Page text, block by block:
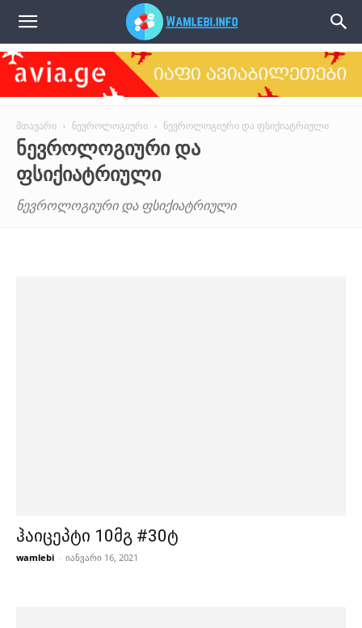
წამლები
მთავარი ნევროლოგიური ნევროლოგიური და ფსიქიატრიული
ᲜᲔᲕᲠᲝᲚᲝᲒᲘᲣᲠᲘ ᲓᲐ
ᲤᲡᲘᲥᲘᲐᲢᲠᲘᲣᲚᲘ
ნევროლოგიური და ფსიქიატრიული
ჰაიცეპტი 10მგ #30ტ
wamlebi - იანვარი 16, 2021